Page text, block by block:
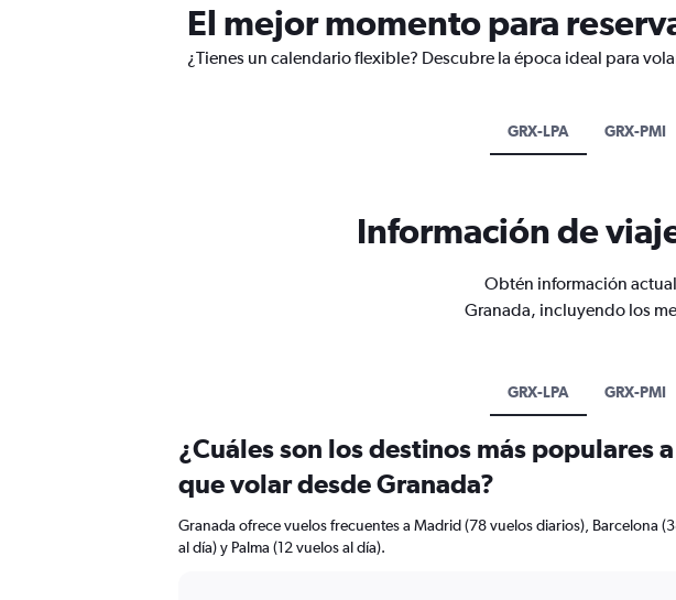
El mejor momento para
¿Tienes un calendario flexible? Descubre la época ideal para
GRX-LPA GRX-PMI
Información de
Obtén información
Granada, incluyendo los
GRX-LPA GRX-PMI
¿Cuáles son los destinos más populares
que volar desde Granada?
Granada ofrece vuelos frecuentes a Madrid (78 vuelos diarios), Barcelona
al día) y Palma (12 vuelos al día).